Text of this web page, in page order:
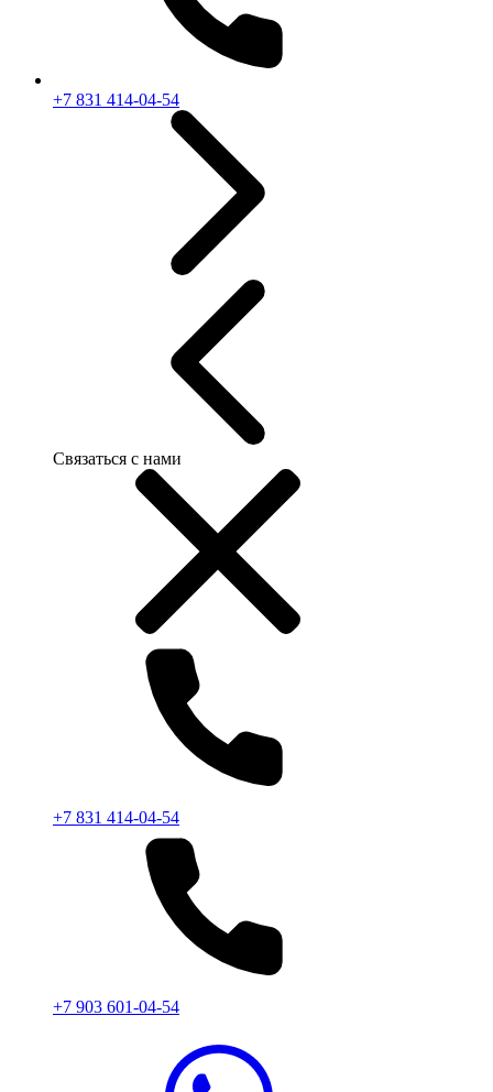
+7 831 414-04-54
Связаться с нами
+7 831 414-04-54
+7 903 601-04-54